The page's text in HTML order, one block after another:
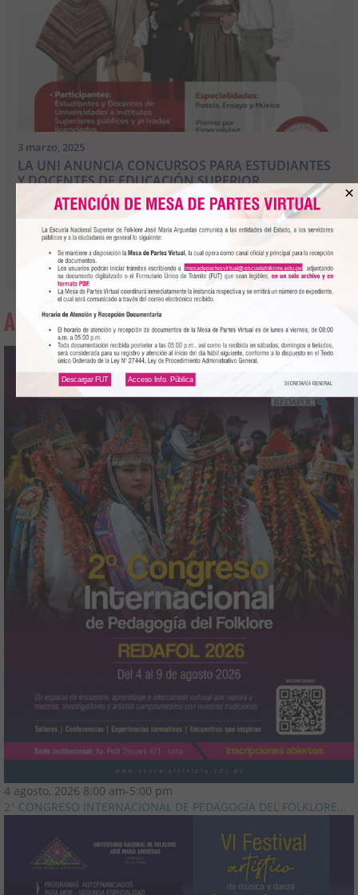
3 marzo, 2025
LA UNI ANUNCIA CONCURSOS PARA ESTUDIANTES
Y DOCENTES DE EDUCACIÓN SUPERIOR
La Universidad Nacional de Ingeniería invita......
Leer más
AGENDA CULTURAL
4 agosto, 2026 8:00 am-5:00 pm
2° CONGRESO INTERNACIONAL DE PEDAGOGÍA DEL FOLKLORE...
Descargar FUT
×
Acceso Info. Pública
mesadepartesvirtual@escuelafolklore.edu.pe